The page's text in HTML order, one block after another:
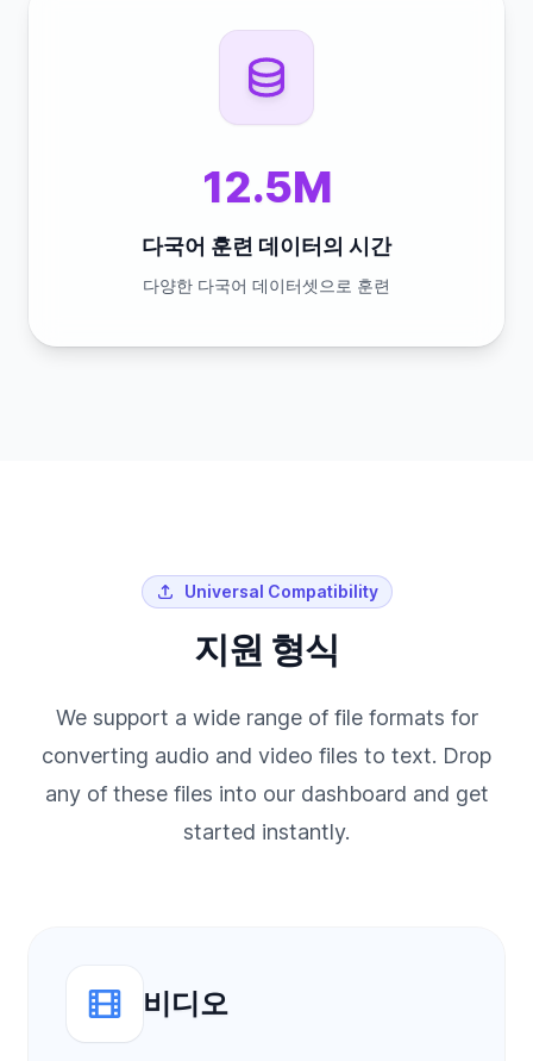
12.5M
다국어 훈련 데이터의 시간
다양한 다국어 데이터셋으로 훈련
Universal Compatibility
지원 형식
We support a wide range of file formats for
converting audio and video files to text. Drop
any of these files into our dashboard and get
started instantly.
비디오